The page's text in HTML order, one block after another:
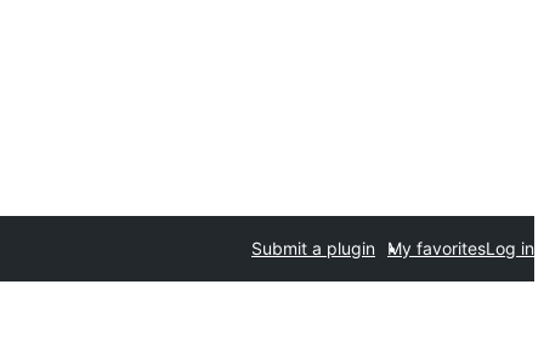
Submit a plugin My favoritesLog in